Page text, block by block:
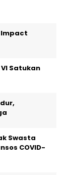
Impact
VI Satukan
Swasta
COVID-